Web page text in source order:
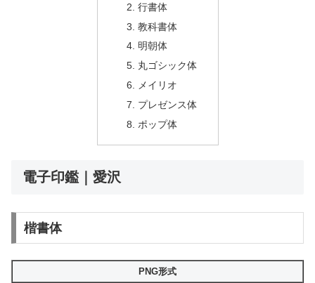
行書体
教科書体
明朝体
丸ゴシック体
メイリオ
プレゼンス体
ポップ体
電子印鑑｜愛沢
楷書体
PNG形式